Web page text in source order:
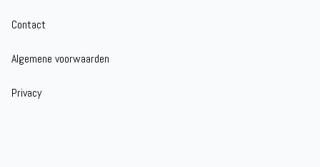
Contact
Algemene voorwaarden
Privacy